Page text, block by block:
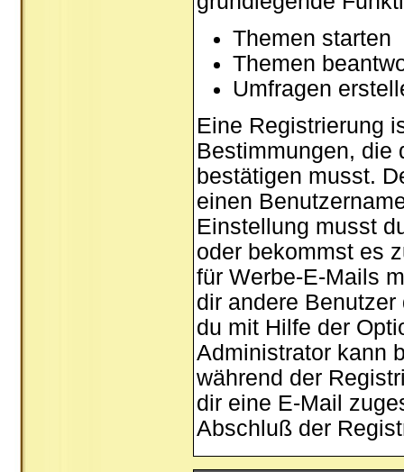
Themen starten
Themen
Umfragen
Eine Registrierung
Bestimmungen, die
bestätigen musst.
einen
Einstellung musst
oder bekommst es
für Werbe-E-Mails
dir andere
du mit Hilfe der
Administrator kann
während der
dir eine E-Mail
Abschluß der